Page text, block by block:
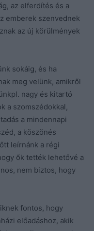
az elferdítés és a
emberek szenvednek
az új körülmények
sokáig, és ha
meg velünk, amikről
nagy és kitartó
a szomszédokkal,
a mindennapi
a köszönés
leírnánk a régi
ők tették lehetővé a
nem biztos, hogy
fontos, hogy
előadáshoz, akik